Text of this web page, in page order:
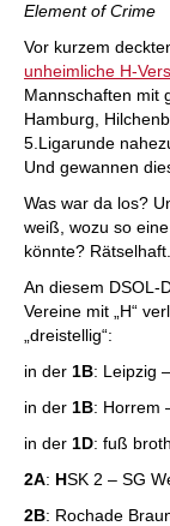
Element of Crime
Vor kurzem
unheimliche H-
Mannschaften mit
Hamburg,
5.Ligarunde
Und gewannen
Was war da los?
weiß, wozu so
könnte?
An diesem DSOL-
Vereine mit „H“
„dreistellig“:
in der 1B: Leipzig –
in der 1B: Horrem
in der 1D: fuß
2A: HSK 2 – SG
2B: Rochade